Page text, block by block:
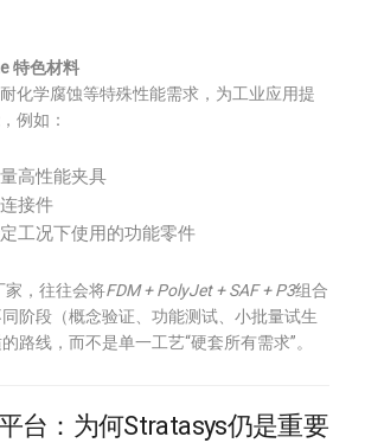
特色材料
化学腐蚀等特殊性能需求，为工业应用提
例如：
高性能夹具
接件
工况下使用的功能零件
家，往往会将FDM + PolyJet + SAF + P3组合
阶段（概念验证、功能测试、小批量试生
路线，而不是单一工艺“硬套所有需求”。
台：为何Stratasys仍是重要